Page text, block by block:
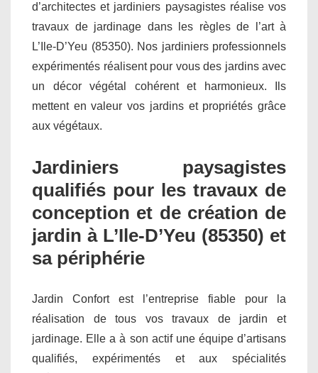
d’architectes et jardiniers paysagistes réalise vos
travaux de jardinage dans les règles de l’art à
L’Ile-D’Yeu (85350). Nos jardiniers professionnels
expérimentés réalisent pour vous des jardins avec
un décor végétal cohérent et harmonieux. Ils
mettent en valeur vos jardins et propriétés grâce
aux végétaux.
Jardiniers paysagistes
qualifiés pour les travaux de
conception et de création de
jardin à L’Ile-D’Yeu (85350) et
sa périphérie
Jardin Confort est l’entreprise fiable pour la
réalisation de tous vos travaux de jardin et
jardinage. Elle a à son actif une équipe d’artisans
qualifiés, expérimentés et aux spécialités